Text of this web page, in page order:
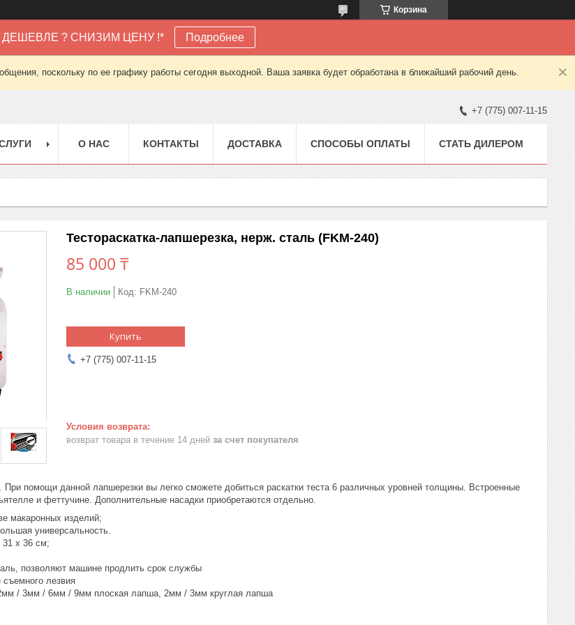
Корзина
? СНИЗИМ ЦЕНУ !* Подробнее
поскольку по ее графику работы сегодня выходной. Ваша заявка будет обработана в ближайший рабочий день.
+7 (775) 007-11-15
О НАС КОНТАКТЫ ДОСТАВКА СПОСОБЫ ОПЛАТЫ СТАТЬ ДИЛЕРОМ
Тестораскатка-лапшерезка, нерж. сталь (FKM-240)
85 000 ₸
В наличии Код: FKM-240
Купить
+7 (775) 007-11-15
возврат товара в течение 14 дней за счет покупателя
помощи данной лапшерезки вы легко сможете добиться раскатки теста 6 различных уровней толщины. Встроенные
и феттучине. Дополнительные насадки приобретаются отдельно.
макаронных изделий;
универсальность.
х 36 см;
позволяют машине продлить срок службы
съемного лезвия
/ 3мм / 6мм / 9мм плоская лапша, 2мм / 3мм круглая лапша